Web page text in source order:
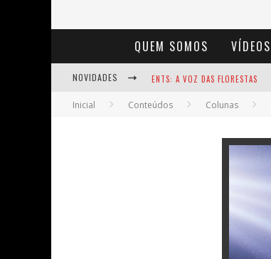
QUEM SOMOS VÍDEOS
NOVIDADES
ENTS: A VOZ DAS FLORESTAS
Inicial Conteúdos Colunas